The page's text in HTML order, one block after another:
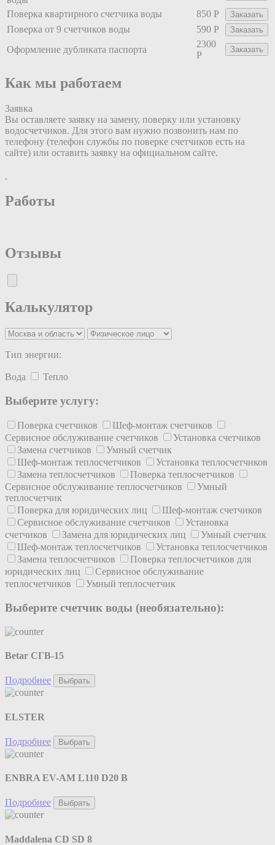
Поверка квартирного счетчика воды
850 Р Заказать
Поверка от 9 счетчиков воды 590 Р Заказать
Оформление дубликата паспорта
2300
Р
Заказать
Как мы работаем
Заявка
Вы оставляете заявку на замену, поверку или установку
водосчетчиков. Для этого вам нужно позвонить нам по
телефону (телефон службы по поверке счетчиков есть на
сайте) или оставить заявку на официальном сайте.
Работы
Отзывы
Калькулятор
Тип энергии:
Вода Тепло
Выберите услугу:
Поверка счетчиков
Шеф-монтаж счетчиков
Сервисное обслуживание счетчиков
Установка счетчиков
Замена счетчиков
Умный счетчик
Шеф-монтаж теплосчетчиков
Установка теплосчетчиков
Замена теплосчетчиков
Поверка теплосчетчиков
Сервисное обслуживание теплосчетчиков
Умный
теплосчетчик
Поверка для юридических лиц
Шеф-монтаж счетчиков
Сервисное обслуживание счетчиков
Установка
счетчиков
Замена для юридических лиц
Умный счетчик
Шеф-монтаж теплосчетчиков
Установка теплосчетчиков
Замена теплосчетчиков
Поверка теплосчетчиков для
юридических лиц
Сервисное обслуживание
теплосчетчиков
Умный теплосчетчик
Выберите счетчик воды (необязательно):
Betar СГВ-15
Подробнее Выбрать
ELSTER
Подробнее Выбрать
ENBRA EV-AM L110 D20 B
Подробнее Выбрать
Maddalena CD SD 8